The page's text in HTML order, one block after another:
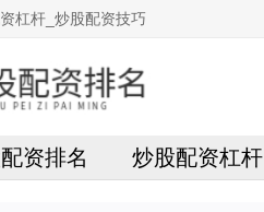
杠杆_炒股配资技巧
资排名 炒股配资杠杆